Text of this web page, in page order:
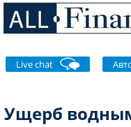
Live chat
Ущерб